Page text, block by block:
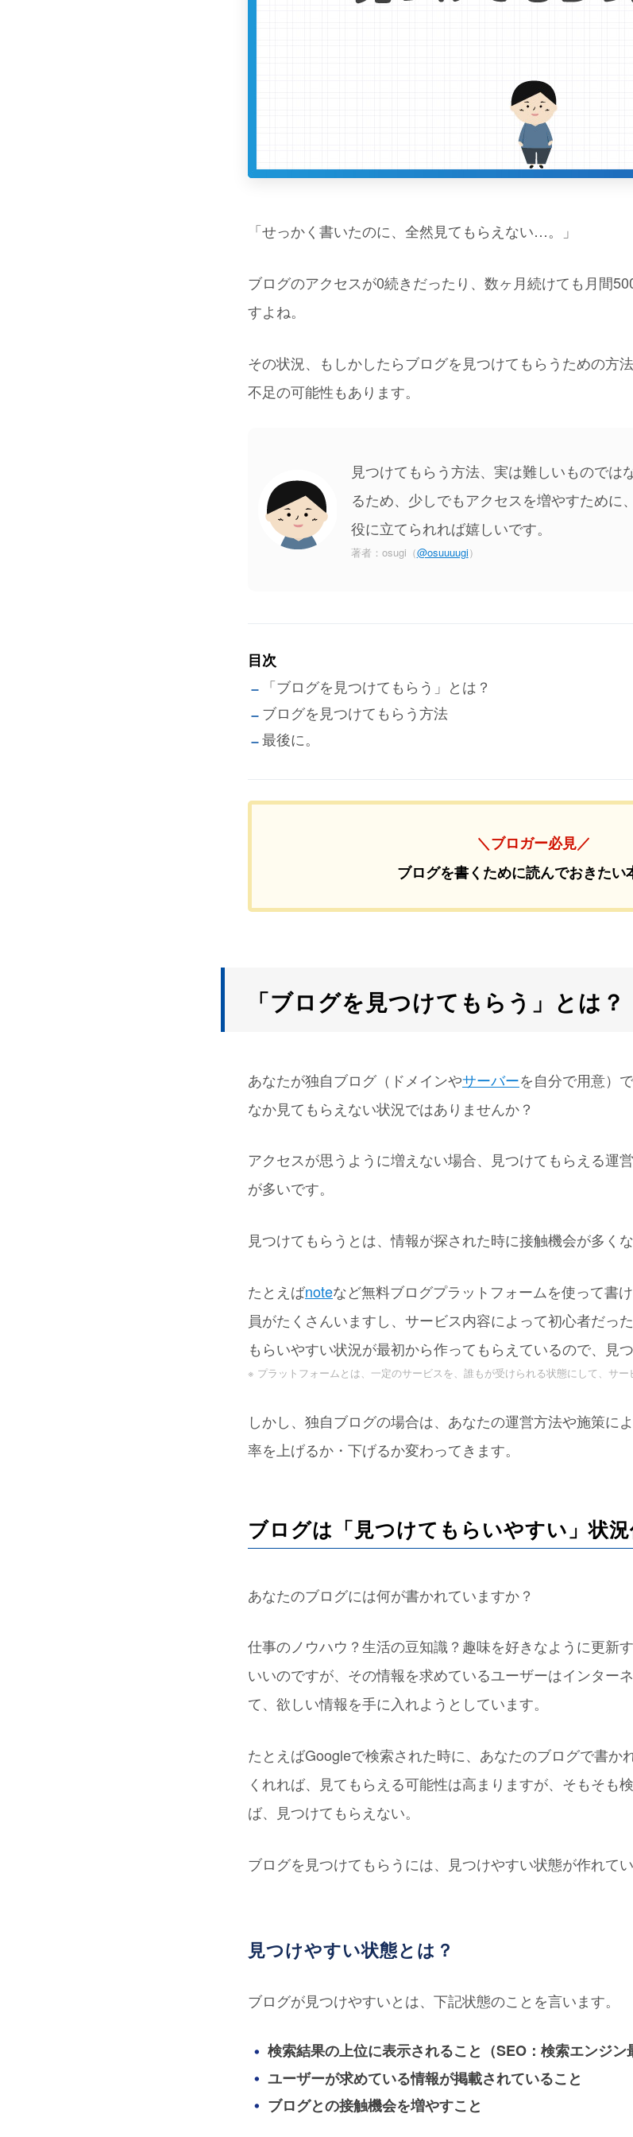
「せっかく書いたのに、全然見てもらえない…。」
ブログのアクセスが0続きだったり、数ヶ月続けても月間
すよね。
その状況、もしかしたらブログを見つけてもらうための方
不足の可能性もあります。
見つけてもらう方法、実は難しいものでは
るため、少しでもアクセスを増やすために
役に立てられれば嬉しいです。
著者：osugi（@osuuuugi）
目次
「ブログを見つけてもらう」とは？
ブログを見つけてもらう方法
最後に。
＼ブロガー必見／
ブログを書くために読んでおきたい
「ブログを見つけてもらう」とは？
あなたが独自ブログ（ドメインやサーバーを自分で用意）
なか見てもらえない状況ではありませんか？
アクセスが思うように増えない場合、見つけてもらえる運
が多いです。
見つけてもらうとは、情報が探された時に接触機会が多く
たとえばnoteなど無料ブログプラットフォームを使って書
員がたくさんいますし、サービス内容によって初心者だっ
もらいやすい状況が最初から作ってもらえているので、見
※ プラットフォームとは、一定のサービスを、誰もが受けられる状態にして、サー
しかし、独自ブログの場合は、あなたの運営方法や施策に
率を上げるか・下げるか変わってきます。
ブログは「見つけてもらいやすい」状
あなたのブログには何が書かれていますか？
仕事のノウハウ？生活の豆知識？趣味を好きなように更新
いいのですが、その情報を求めているユーザーはインター
て、欲しい情報を手に入れようとしています。
たとえばGoogleで検索された時に、あなたのブログで書か
くれれば、見てもらえる可能性は高まりますが、そもそも
ば、見つけてもらえない。
ブログを見つけてもらうには、見つけやすい状態が作れて
見つけやすい状態とは？
ブログが見つけやすいとは、下記状態のことを言います。
検索結果の上位に表示されること（SEO：検索エンジン
ユーザーが求めている情報が掲載されていること
ブログとの接触機会を増やすこと